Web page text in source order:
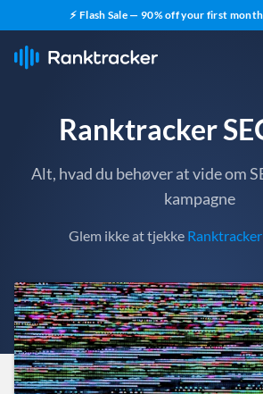
⚡ Flash Sale — 90% off your first month
Ranktracker
Alt, hvad du behøver at vide om
kampagne
Glem ikke at tjekke